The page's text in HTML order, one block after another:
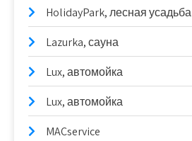
HolidayPark, лесная усадьба
Lazurka, сауна
Lux, автомойка
Lux, автомойка
MACservice